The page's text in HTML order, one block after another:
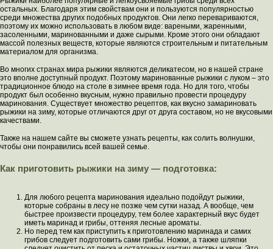
остальных. Благодаря этим свойствам они и пользуются популярностью
среди множества других подобных продуктов. Они легко перевариваются,
поэтому их можно использовать в любом виде: вареными, жаренными,
засоленными, маринованными и даже сырыми. Кроме этого они обладают
массой полезных веществ, которые являются строительным и питательным
материалом для организма.
Во многих странах мира рыжики являются деликатесом, но в нашей стране
это вполне доступный продукт. Поэтому маринованные рыжики с луком – это
традиционное блюдо на столе в зимнее время года. Но для того, чтобы
продукт был особенно вкусным, нужно правильно провести процедуру
маринования. Существует множество рецептов, как вкусно замариновать
рыжики на зиму, которые отличаются друг от друга составом, но не вкусовыми
качествами.
Также на нашем сайте вы сможете узнать рецепты, как солить волнушки,
чтобы они понравились всей вашей семье.
Как приготовить рыжики на зиму — подготовка:
Для любого рецепта маринования идеально подойдут рыжики,
которые собраны в лесу не позже чем сутки назад. А вообще, чем
быстрее произвести процедуру, тем более характерный вкус будет
иметь маринад и грибы, оттеняя лесные ароматы.
Но перед тем как приступить к приготовлению маринада и самих
грибов следует подготовить сами грибы. Ножки, а также шляпки